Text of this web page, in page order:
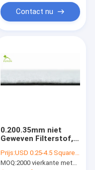
Contact nu
0.200.35mm niet
Geweven Filterstof,
Voeringssaso Norm
van de Drainagesloot
Prijs:USD 0.25-4.5 Square Meter
MOQ:2000 vierkante meters